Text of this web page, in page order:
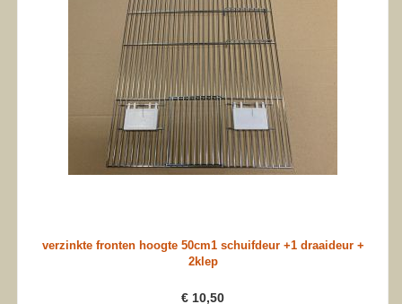
verzinkte fronten hoogte 50cm1 schuifdeur +1 draaideur +
2klep
€ 10,50